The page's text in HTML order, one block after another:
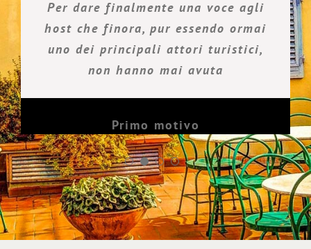
Per dare finalmente una voce agli
host che finora, pur essendo ormai
uno dei principali attori turistici,
non hanno mai avuta
Primo motivo